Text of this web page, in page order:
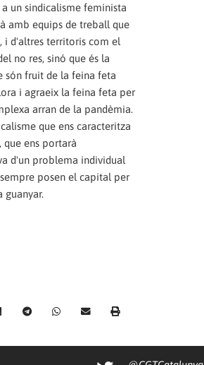
un sindicalisme feminista
amb equips de treball que
i d'altres territoris com el
no res, sinó que és la
són fruit de la feina feta
i agraeix la feina feta per
arran de la pandèmia.
que ens caracteritza
que ens portarà
d'un problema individual
posen el capital per
guanyar.